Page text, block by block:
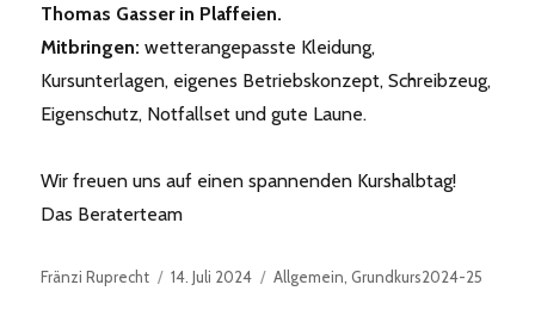
Thomas Gasser in Plaffeien.
Mitbringen: wetterangepasste Kleidung,
Kursunterlagen, eigenes Betriebskonzept, Schreibzeug,
Eigenschutz, Notfallset und gute Laune.
Wir freuen uns auf einen spannenden Kurshalbtag!
Das Beraterteam
Autor
Fränzi Ruprecht
Veröffentlicht
14. Juli 2024 Kategorien
Allgemein Grundkurs2024-25